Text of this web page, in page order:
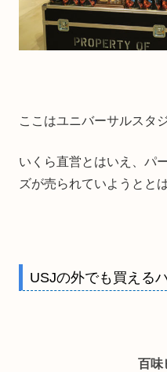
ここはユニバーサルスタ
いくら直営とはいえ、パ
ズが売られていようとと
USJの外でも買える
百味